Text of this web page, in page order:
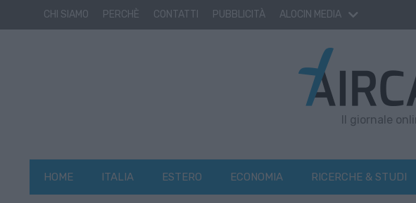
CHI SIAMO PERCHÈ CONTATTI PUBBLICITÀ ALOCIN MEDIA
Il giornale
HOME ITALIA ESTERO ECONOMIA RICERCHE & STUDI